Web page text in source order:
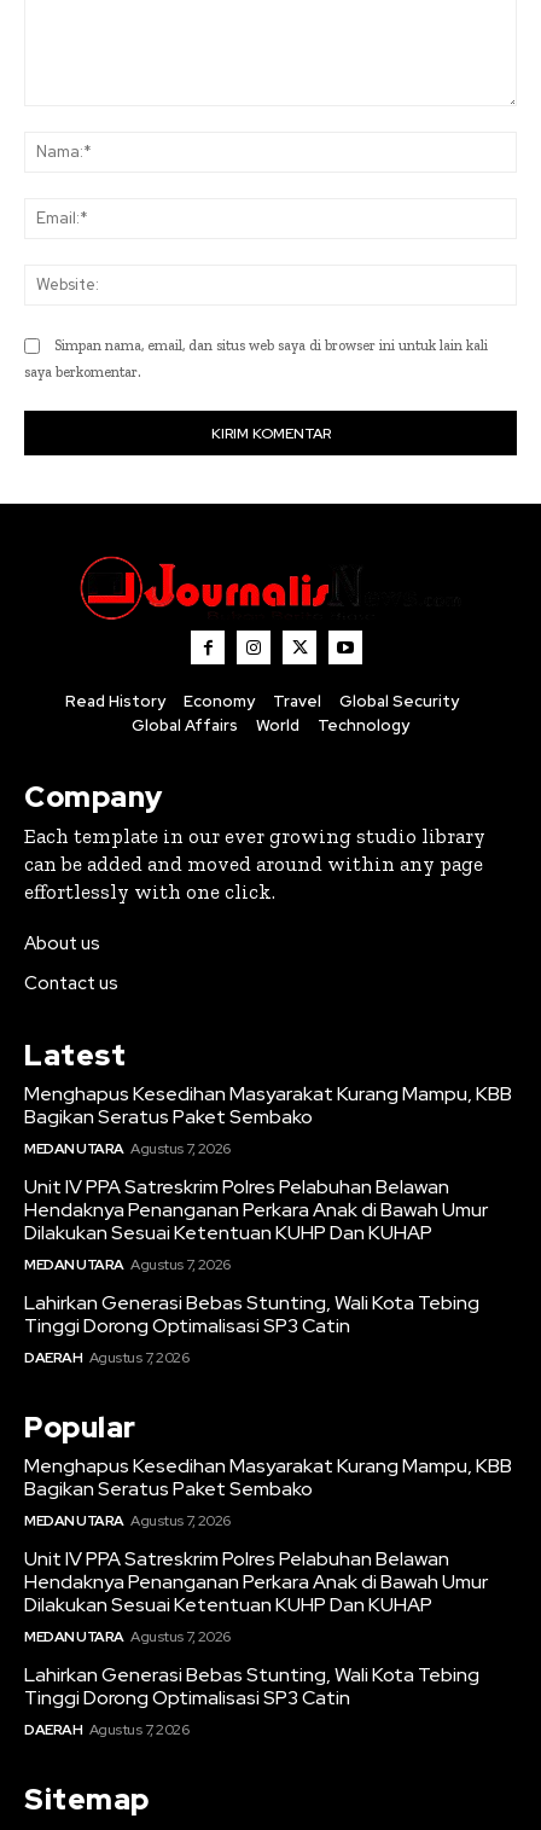
Simpan nama, email, dan situs web saya di browser ini untuk lain kali
saya berkomentar.
Read History Economy Travel
Global Security
Global Affairs
World Technology
Company
Each template in our ever growing studio library
can be added and moved around within any page
effortlessly with one click.
About us
Contact us
Latest
Menghapus Kesedihan Masyarakat Kurang Mampu, KBB
Bagikan Seratus Paket Sembako
MEDAN UTARA Agustus 7, 2026
Unit IV PPA Satreskrim Polres Pelabuhan Belawan
Hendaknya Penanganan Perkara Anak di Bawah Umur
Dilakukan Sesuai Ketentuan KUHP Dan KUHAP
MEDAN UTARA Agustus 7, 2026
Lahirkan Generasi Bebas Stunting, Wali Kota Tebing
Tinggi Dorong Optimalisasi SP3 Catin
DAERAH Agustus 7, 2026
Popular
Menghapus Kesedihan Masyarakat Kurang Mampu, KBB
Bagikan Seratus Paket Sembako
MEDAN UTARA Agustus 7, 2026
Unit IV PPA Satreskrim Polres Pelabuhan Belawan
Hendaknya Penanganan Perkara Anak di Bawah Umur
Dilakukan Sesuai Ketentuan KUHP Dan KUHAP
MEDAN UTARA Agustus 7, 2026
Lahirkan Generasi Bebas Stunting, Wali Kota Tebing
Tinggi Dorong Optimalisasi SP3 Catin
DAERAH Agustus 7, 2026
Sitemap